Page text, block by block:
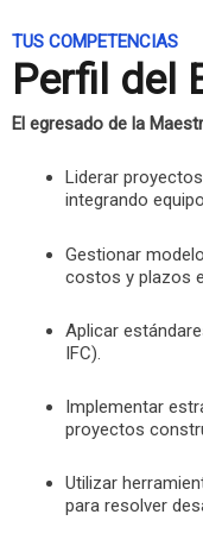
TUS COMPETENCIAS
Perfil del
El egresado de la
Liderar
integrando
Gestionar
costos y plazos
Aplicar
IFC).
Implementar
proyectos
Utilizar
para resolver